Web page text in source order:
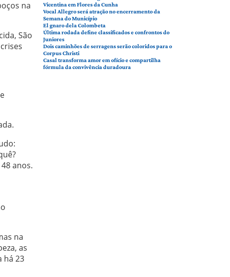
na
São
anos.
na
as
há 23
Vicentina em Flores da Cunha
Vocal Allegro será atração no encerramento da
Semana do Município
El gnaro dela Colombeta
Última rodada define classificados e confrontos do
Juniores
Dois caminhões de serragens serão coloridos para o
Corpus Christi
Casal transforma amor em ofício e compartilha
fórmula da convivência duradoura